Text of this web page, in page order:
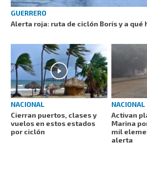
GUERRERO
Alerta roja: ruta de ciclón Boris y a qué
NACIONAL
Cierran puertos, clases y
vuelos en estos estados
por ciclón
NACIONAL
Activan
Marina
mil
alerta